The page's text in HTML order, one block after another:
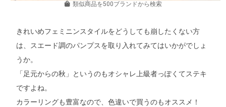
類似商品を500ブランドから検索
きれいめフェミニンスタイルをどうしても崩したくない方
は、スエード調のパンプスを取り入れてみてはいかがでしょ
うか。
「足元からの秋」というのもオシャレ上級者っぽくてステキ
ですよね。
カラーリングも豊富なので、色違いで買うのもオススメ！